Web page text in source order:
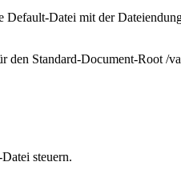
Default-Datei mit der
den Standard-Document-Root /
steuern.